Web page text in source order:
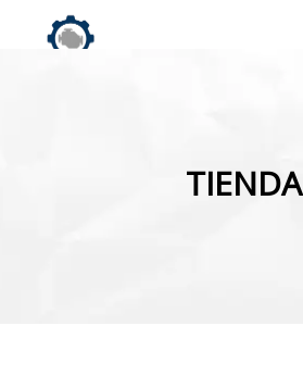
TIENDA